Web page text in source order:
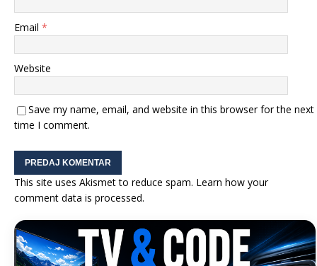
Email *
Website
Save my name, email, and website in this browser for the next
time I comment.
This site uses Akismet to reduce spam. Learn how your
comment data is processed.